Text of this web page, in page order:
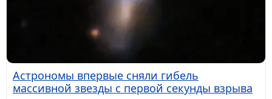
Астрономы впервые сняли гибель
массивной звезды с первой секунды взрыва